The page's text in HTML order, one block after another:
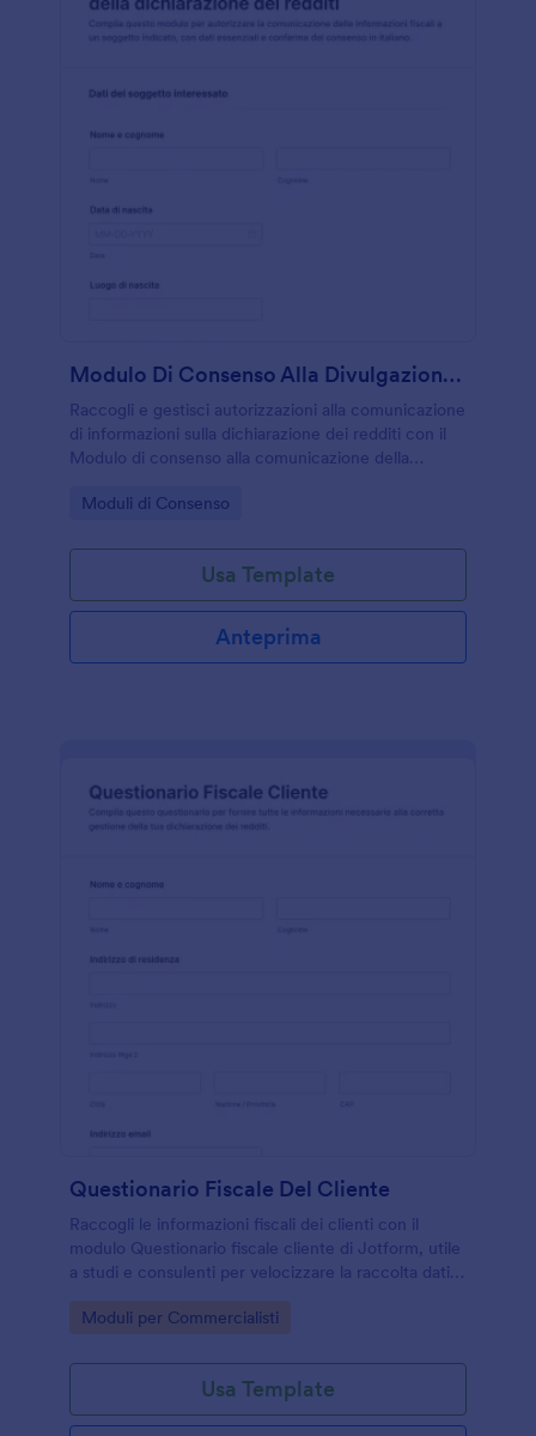
Modulo Di Consenso Alla Divulgazione Della Dichiarazione Dei Redditi
Raccogli e gestisci autorizzazioni alla comunicazione
di informazioni sulla dichiarazione dei redditi con il
Modulo di consenso alla comunicazione della
commercialisti, centri di assistenza fiscale e uffici
Go to Category:
Moduli di Consenso
Usa Template
Anteprima
Questionario Fiscale Del Cliente
Raccogli le informazioni fiscali dei clienti con il
modulo Questionario fiscale cliente di Jotform, utile
a studi e consulenti per velocizzare la raccolta dati
modulo in un unico posto.
Go to Category:
Moduli per Commercialisti
Usa Template